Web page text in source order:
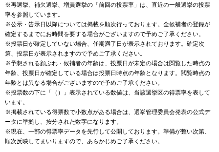
※再選挙、補欠選挙、増員選挙の「前回の投票率」は、直近の一般選挙の投票
率を参照しています。
※公示・告示日以降については掲載を順次行っております。全候補者の登録が
確定するまでにお時間を要する場合がございますので予めご了承ください。
※投票日が確定していない場合、任期満了日が表示されております。確定次
第、投票日が表示されますので予めご了承ください。
※予想される顔ぶれ・候補者の年齢は、投票日が未定の場合は閲覧した時点の
年齢、投票日が確定している場合は投票日時点の年齢となります。閲覧時点の
年齢とは異なる場合がございますので予めご了承ください。
※投票数の下に「（）」表示されている数値は、当該選挙区の得票率を表して
います。
※掲載されている得票数で小数点がある場合は、選挙管理委員会発表の公式デ
ータに準拠し、按分された数字になります。
※現在、一部の得票率データを先行して公開しております。準備が整い次第、
順次反映してまいりますので、あらかじめご了承ください。